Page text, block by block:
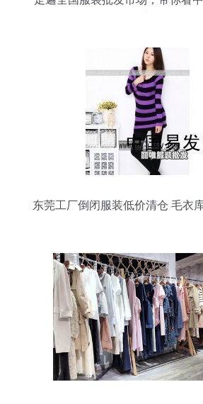
东莞工厂倒闭服装低价清仓 毛衣